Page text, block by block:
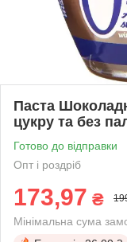
Паста
цукру та без
Готово до відправки
Опт і роздріб
173,97 ₴
Мінімальна сума